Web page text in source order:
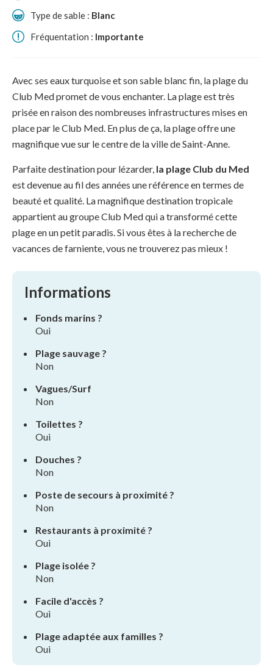
Type de sable : Blanc
Fréquentation : Importante
Avec ses eaux turquoise et son sable blanc fin, la plage du
Club Med promet de vous enchanter. La plage est très
prisée en raison des nombreuses infrastructures mises en
place par le Club Med. En plus de ça, la plage offre une
magnifique vue sur le centre de la ville de Saint-Anne.
Parfaite destination pour lézarder, la plage Club du Med
est devenue au fil des années une référence en termes de
beauté et qualité. La magnifique destination tropicale
appartient au groupe Club Med qui a transformé cette
plage en un petit paradis. Si vous êtes à la recherche de
vacances de farniente, vous ne trouverez pas mieux !
Informations
Fonds marins ?
Oui
Plage sauvage ?
Non
Vagues/Surf
Non
Toilettes ?
Oui
Douches ?
Non
Poste de secours à proximité ?
Non
Restaurants à proximité ?
Oui
Plage isolée ?
Non
Facile d'accès ?
Oui
Plage adaptée aux familles ?
Oui